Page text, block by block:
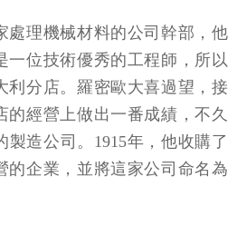
處理機械材料的公司幹部，他
一位技術優秀的工程師，所以
利分店。羅密歐大喜過望，接
的經營上做出一番成績，不久
造公司。1915年，他收購了
的企業，並將這家公司命名為